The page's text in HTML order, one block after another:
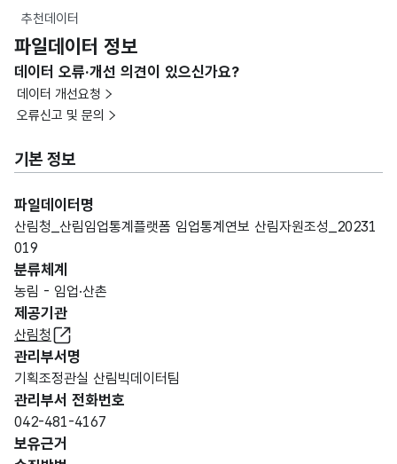
추천데이터
파일데이터 정보
데이터 오류·개선 의견이 있으신가요?
데이터 개선요청
오류신고 및 문의
기본 정보
파일데이터명
산림청_산림임업통계플랫폼 임업통계연보 산림자원조성_20231
019
분류체계
농림 - 임업·산촌
제공기관
산림청
관리부서명
기획조정관실 산림빅데이터팀
관리부서 전화번호
042-481-4167
보유근거